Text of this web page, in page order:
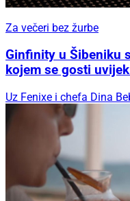
Za večeri bez žurbe
Ginfinity u Šibeniku
kojem se gosti
Uz Fenixe i chefa Dina